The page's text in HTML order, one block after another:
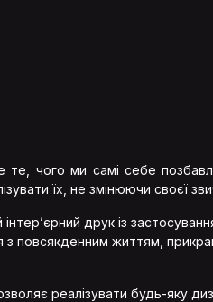
Контакти
це те, чого ми самі себе
їх, не змінюючи своєї
друк із
повсякденним життям,
реалізувати будь-яку